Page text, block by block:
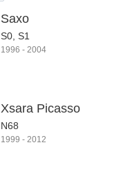
Saxo
S0, S1
1996 - 2004
Xsara Picasso
N68
1999 - 2012